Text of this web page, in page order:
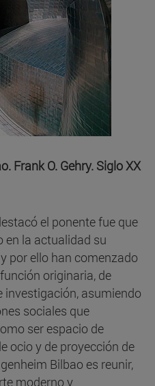
Frank O. Gehry. Siglo XX
el ponente fue que
en la actualidad su
por ello han comenzado
originaria, de
investigación, asumiendo
sociales que
ser espacio de
ocio y de proyección de
Bilbao es reunir,
moderno y